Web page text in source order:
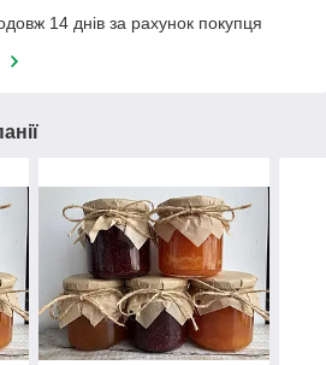
14 днів за рахунок покупця